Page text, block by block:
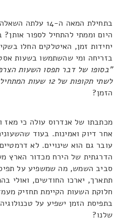
בתחילת המאה ה-
יחידות זמן, האיטלקים החלו
בזריחה ומי שהשתמשו בשעות
"בסופו של דבר תפסו השעות
לשתי תקופות של 12 שעות המתחילות בחצות"
הזמן?
מכתבתו של אנדרוס עולה כי מאז
אחר דיוק ואמינות. בעוד
עובר גם הוא שינויים. לא
הדרגתית של הירח מכדור הארץ
סביב השמש, מה שמשפיע על
תתארך, יארכו החודשים, ואולי
חלוקת השעות הקיימת תחזיק
בתפיסת הזמן ישפיע על
שלנו?